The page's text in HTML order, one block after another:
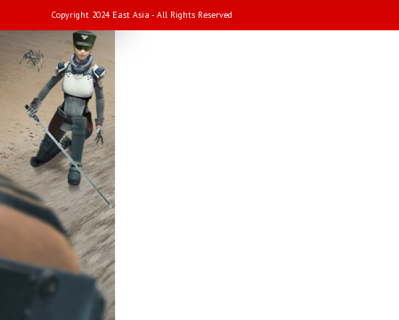
Copyright 2024 East Asia - All Rights Reserved